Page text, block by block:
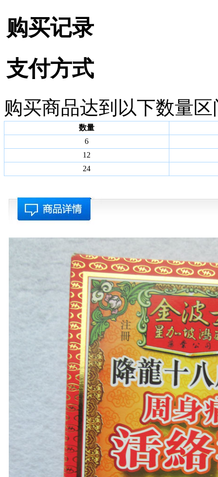
购买记录
支付方式
购买商品达到以下数量
数量
6
12
24